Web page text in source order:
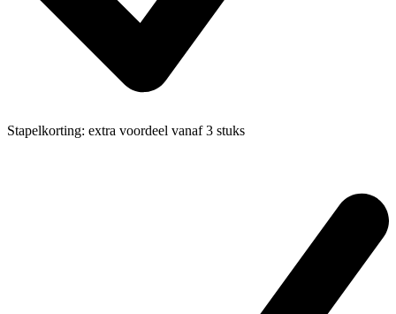
Stapelkorting: extra voordeel vanaf 3 stuks